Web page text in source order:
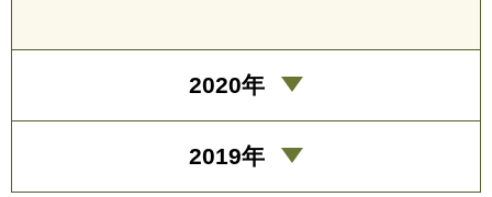
2020年
2019年